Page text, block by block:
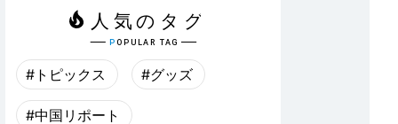
#トピックス #グッズ
#中国リポート